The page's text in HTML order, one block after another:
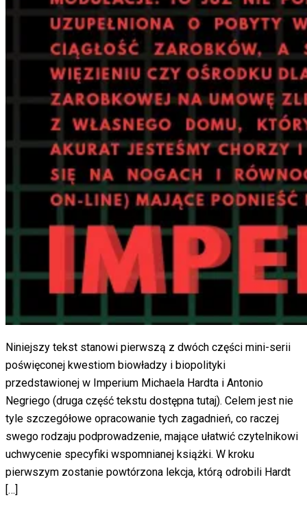
Niniejszy tekst stanowi pierwszą z dwóch części mini-serii
poświęconej kwestiom biowładzy i biopolityki
przedstawionej w Imperium Michaela Hardta i Antonio
Negriego (druga część tekstu dostępna tutaj). Celem jest nie
tyle szczegółowe opracowanie tych zagadnień, co raczej
swego rodzaju podprowadzenie, mające ułatwić czytelnikowi
uchwycenie specyfiki wspomnianej książki. W kroku
pierwszym zostanie powtórzona lekcja, którą odrobili Hardt
[…]